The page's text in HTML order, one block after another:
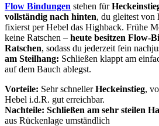
Flow Bindungen stehen für
vollständig nach hinten, du gleitest von
fixierst per Hebel das Highback. Frühe
keine Ratschen – heute besitzen Flow-
Ratschen, sodass du jederzeit fein
am Steilhang: Schließen klappt am
auf dem Bauch ablegst.
Vorteile: Sehr schnellerHeckeinstieg,
Hebel i.d.R. gut erreichbar.
Nachteile: Schließen am sehr steilen
aus Rückenlage umständlich